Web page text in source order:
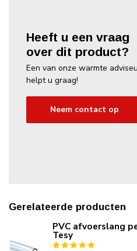
Heeft u een vraag
over dit product?
Een van onze warmte
helpt u graag!
Neem contact op
Gerelateerde producten
PVC afvoerslang
Tesy